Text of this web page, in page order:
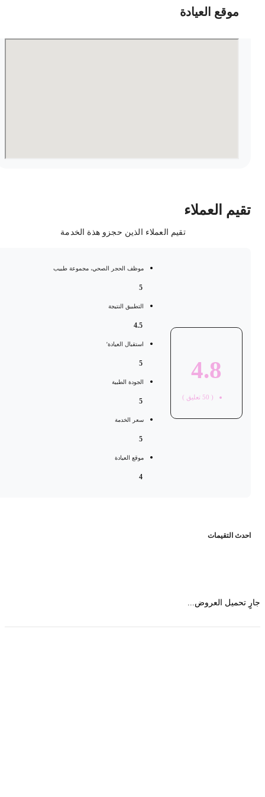
موقع العيادة
العملاء
تقيم العملاء الذين حجزو هذة الخدمة
4.8
50 تعليق )
موظف الحجر الصحي، مجموعة طبيب
التطبيق النتيجة
استقبال العيادة'
الجودة الطبية
سعر الخدمة
موقع العيادة
التقيمات
تحميل العروض...